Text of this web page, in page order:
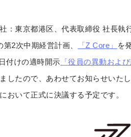
：東京都港区、代表取締役 社長執
2次中期経営計画、
「Z Core」
を
付けの適時開示 「役員の異動およ
したので、あわせてお知らせいた
おいて正式に決議する予定です。